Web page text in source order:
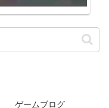
ゲームブログ